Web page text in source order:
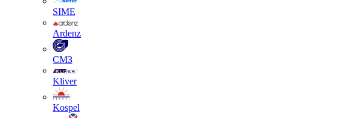
SIME
Ardenz
СМЗ
Kliver
Kospel